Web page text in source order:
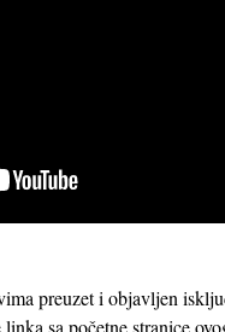
preuzet i objavljen
sa početne stranice